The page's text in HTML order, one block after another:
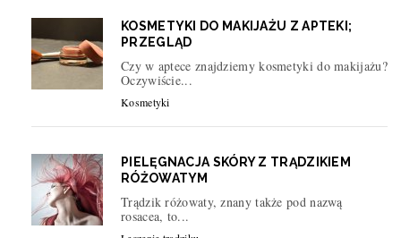
KOSMETYKI DO MAKIJAŻU Z APTEKI;
PRZEGLĄD
Czy w aptece znajdziemy kosmetyki do makijażu?
Oczywiście...
Kosmetyki
PIELĘGNACJA SKÓRY Z TRĄDZIKIEM
RÓŻOWATYM
Trądzik różowaty, znany także pod nazwą
rosacea, to...